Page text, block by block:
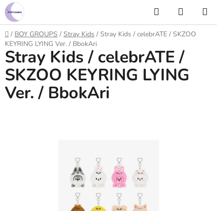
Prejsť
na
obsah
Hľadať
KOŠÍK
Domov
/ BOY GROUPS / Stray Kids / Stray Kids / celebrATE / SKZOO
KEYRING LYING Ver. / BbokAri
Stray Kids / celebrATE /
SKZOO KEYRING LYING
Ver. / BbokAri